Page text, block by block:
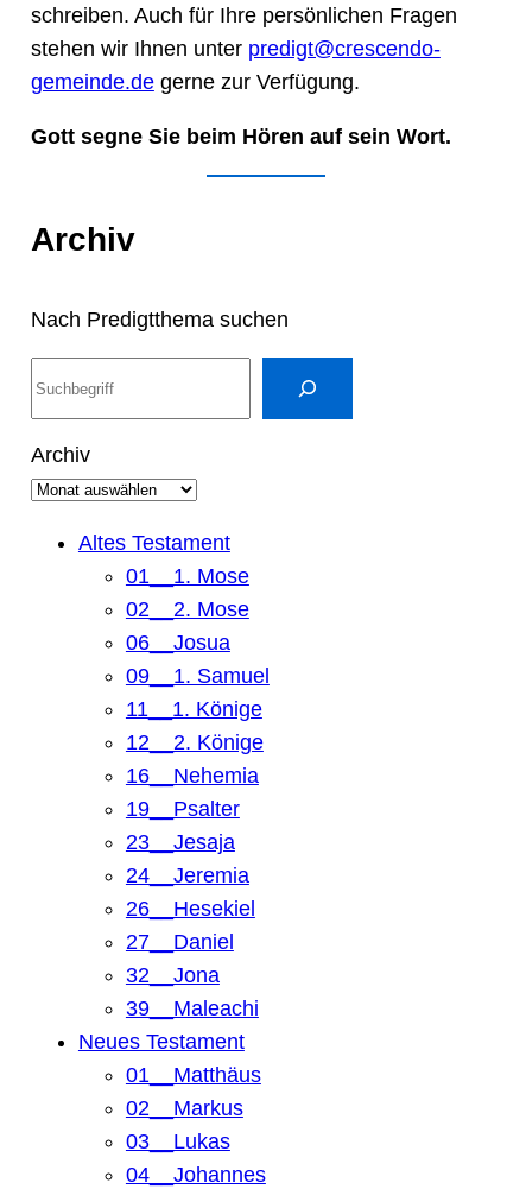
schreiben. Auch für Ihre persönlichen Fragen
stehen wir Ihnen unter predigt@crescendo-
gemeinde.degerne zur Verfügung.
Gott segne Sie beim Hören auf sein Wort.
Archiv
Nach Predigtthema suchen
h
e
Archiv
Altes Testament
01__1. Mose
02__2. Mose
06__Josua
09__1. Samuel
11__1. Könige
12__2. Könige
16__Nehemia
19__Psalter
23__Jesaja
24__Jeremia
26__Hesekiel
27__Daniel
32__Jona
39__Maleachi
Neues Testament
01__Matthäus
02__Markus
03__Lukas
04__Johannes